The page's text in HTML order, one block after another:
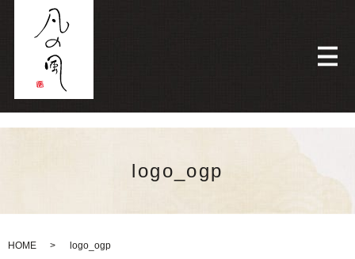
メ
logo_ogp
HOME logo_ogp